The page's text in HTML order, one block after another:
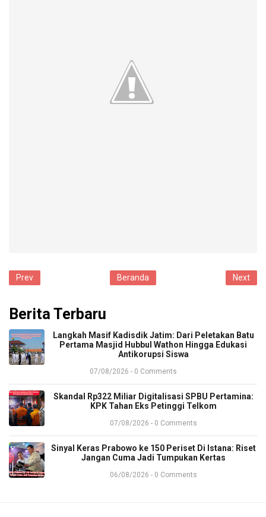
Prev Next
Beranda
Berita Terbaru
​Langkah Masif Kadisdik Jatim: Dari Peletakan Batu
Pertama Masjid Hubbul Wathon Hingga Edukasi
Antikorupsi Siswa
07/08/2026 - 0 Comments
​Skandal Rp322 Miliar Digitalisasi SPBU Pertamina:
KPK Tahan Eks Petinggi Telkom
07/08/2026 - 0 Comments
Sinyal Keras Prabowo ke 150 Periset Di Istana: Riset
Jangan Cuma Jadi Tumpukan Kertas
06/08/2026 - 0 Comments